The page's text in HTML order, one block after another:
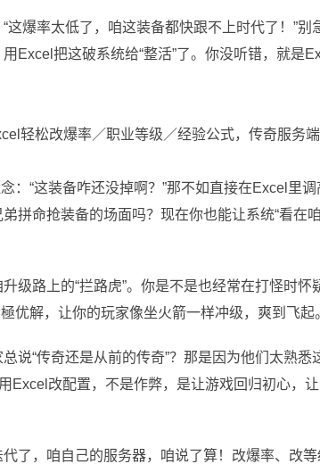
这爆率太低了，咱这装备都快跟不上时代了！”
Excel把这破系统给“整活”了。你没听错，就是
：“这装备咋还没掉啊？”那不如直接在Excel里
拼命抢装备的场面吗？现在你也能让系统“看在
级路上的“拦路虎”。你是不是也经常在打怪时怀
优解，让你的玩家像坐火箭一样冲级，爽到飞起
说“传奇还是从前的传奇”？那是因为他们太熟悉
Excel改配置，不是作弊，是让游戏回归初心，
了，咱自己的服务器，咱说了算！改爆率、改